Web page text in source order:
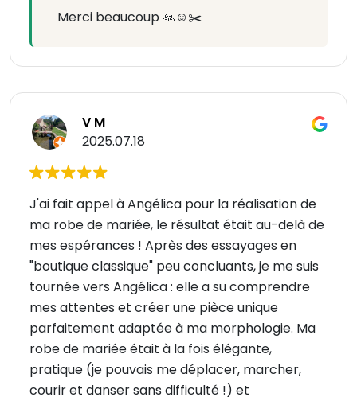
Merci beaucoup 🙏☺️✂️
V M
2025.07.18
J'ai fait appel à Angélica pour la réalisation de
ma robe de mariée, le résultat était au-delà de
mes espérances ! Après des essayages en
"boutique classique" peu concluants, je me suis
tournée vers Angélica : elle a su comprendre
mes attentes et créer une pièce unique
parfaitement adaptée à ma morphologie. Ma
robe de mariée était à la fois élégante,
pratique (je pouvais me déplacer, marcher,
courir et danser sans difficulté !) et